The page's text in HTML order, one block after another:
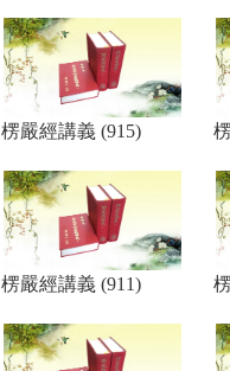
楞嚴經講義 (915)
楞嚴經講義 (911)